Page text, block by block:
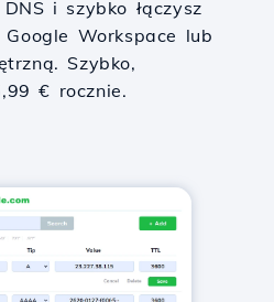
i szybko łączysz
Workspace lub
Szybko,
€ rocznie.